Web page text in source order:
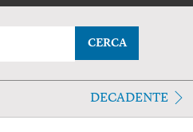
CERCA
DECADENTE